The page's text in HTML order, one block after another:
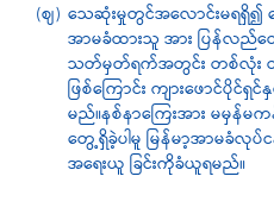
(ဈ) သေဆုံးမှုတွင်အလောင်းမရရှိ၍ လျ
အာမခံထားသူ အား ပြန်လည်တွ
သတ်မှတ်ရက်အတွင်း တစ်လုံး တ
ဖြစ်ကြောင်း ကျားဖောင်ပိုင်
မည်။နစ်နာကြေးအား မမှန်
တွေ့ရှိခဲ့ပါမူ မြန်မာ့အာမခံလုပ်
အရေးယူ ခြင်းကိုခံယူရမည်။